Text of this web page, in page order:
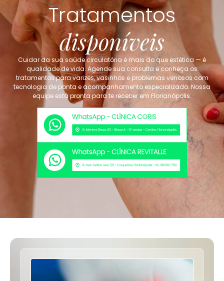
Tratamentos
disponíveis
Cuidar da sua saúde circulatória é mais do que estética — é
qualidade de vida. Agende sua consulta e conheça os
tratamentos para varizes, vasinhos e problemas venosos com
tecnologia de ponta e acompanhamento especializado. Nossa
equipe está pronta para te receber em Florianópolis.